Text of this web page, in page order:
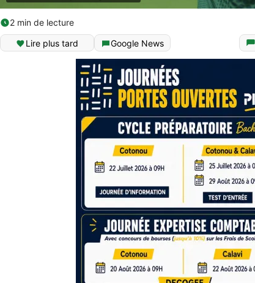
2 min de lecture
Lire plus tard
Google News